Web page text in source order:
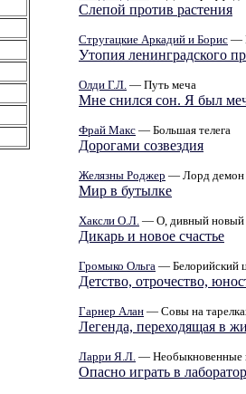
Слепой против растения
Стругацкие Аркадий и Борис —
Утопия ленинградского
Олди Г.Л. — Путь меча
Мне снился сон. Я был
Фрай Макс — Большая телега
Дорогами созвездия
Желязны Роджер — Лорд демон
Мир в бутылке
Хаксли О.Л. — О, дивный новый
Дикарь и новое счастье
Громыко Ольга — Белорийский
Детство, отрочество,
Гарнер Алан — Совы на
Легенда, переходящая в
Ларри Я.Л. — Необыкновенные
Опасно играть в